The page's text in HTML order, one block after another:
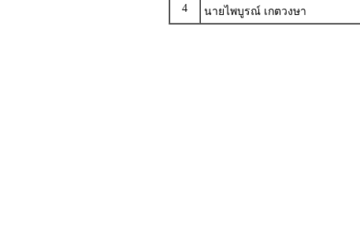
4
นายไพบูรณ์ เกตวงษา